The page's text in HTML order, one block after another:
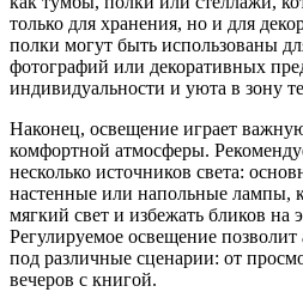
только для хранения, но и для
полки могут быть использованы
фотографий или декоративных
индивидуальности и уюта в зону
Наконец, освещение играет
комфортной атмосферы.
несколько источников света:
настенные или напольные лампы,
мягкий свет и избежать бликов на
Регулируемое освещение позволит
под различные сценарии: от
вечеров с книгой.